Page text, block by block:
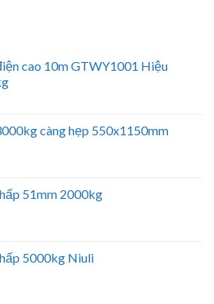
cao 10m GTWY1001 Hiệu
càng hẹp 550x1150mm
51mm 2000kg
5000kg Niuli